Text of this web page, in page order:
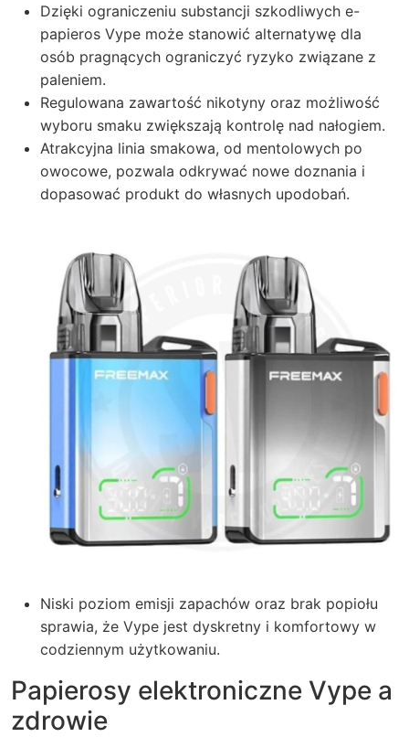
Dzięki ograniczeniu substancji szkodliwych e-
papieros Vype może stanowić alternatywę dla
osób pragnących ograniczyć ryzyko związane z
paleniem.
Regulowana zawartość nikotyny oraz możliwość
wyboru smaku zwiększają kontrolę nad nałogiem.
Atrakcyjna linia smakowa, od mentolowych po
owocowe, pozwala odkrywać nowe doznania i
dopasować produkt do własnych upodobań.
Niski poziom emisji zapachów oraz brak popiołu
sprawia, że Vype jest dyskretny i komfortowy w
codziennym użytkowaniu.
Papierosy elektroniczne Vype a
zdrowie